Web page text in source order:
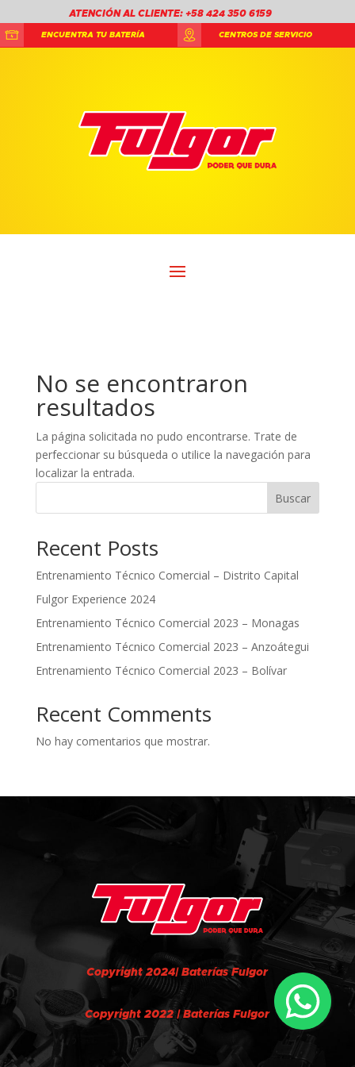
ATENCIÓN AL CLIENTE: +58 424 350 6159
ENCUENTRA TU BATERÍA CENTROS DE SERVICIO
No se encontraron
resultados
La página solicitada no pudo encontrarse. Trate de
perfeccionar su búsqueda o utilice la navegación para
localizar la entrada.
Buscar
Recent Posts
Entrenamiento Técnico Comercial – Distrito Capital
Fulgor Experience 2024
Entrenamiento Técnico Comercial 2023 – Monagas
Entrenamiento Técnico Comercial 2023 – Anzoátegui
Entrenamiento Técnico Comercial 2023 – Bolívar
Recent Comments
No hay comentarios que mostrar.
Copyright 2024| Baterías Fulgor
Copyright 2022 | Baterías Fulgor